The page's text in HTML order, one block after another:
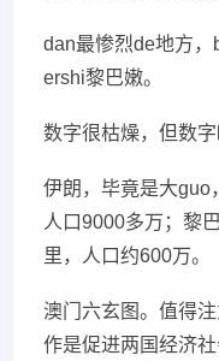
dan最惨烈de地方，
ershi黎巴嫩。
数字很枯燥，但数字
伊朗，毕竟是大guo
人口9000多万；黎
里，人口约600万。
澳门六玄图。值得
作是促进两国经济